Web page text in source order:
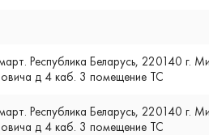
Республика Беларусь, 220140 г.
д 4 каб. 3 помещение ТС
Республика Беларусь, 220140 г.
д 4 каб. 3 помещение ТС